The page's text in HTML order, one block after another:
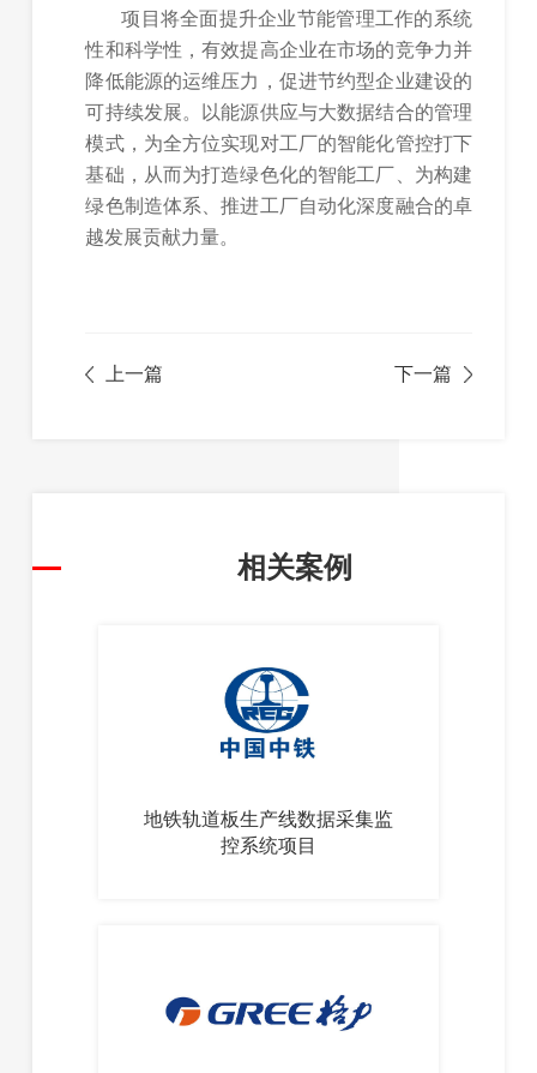
项目将全面提升企业节能管理工作的系统
性和科学性，有效提高企业在市场的竞争力并
降低能源的运维压力，促进节约型企业建设的
可持续发展。以能源供应与大数据结合的管理
模式，为全方位实现对工厂的智能化管控打下
基础，从而为打造绿色化的智能工厂、为构建
绿色制造体系、推进工厂自动化深度融合的卓
越发展贡献力量。
上一篇 下一篇
相关案例
地铁轨道板生产线数据采集监
控系统项目